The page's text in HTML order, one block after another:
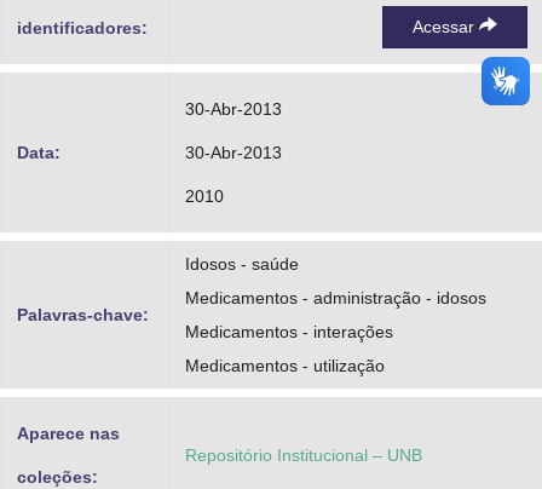
Planalto
identificadores: Acessar
Data:
30-Abr-2013
30-Abr-2013
2010
Palavras-chave:
Idosos - saúde
Medicamentos - administração - idosos
Medicamentos - interações
Medicamentos - utilização
Aparece nas
coleções:
Repositório Institucional – UNB